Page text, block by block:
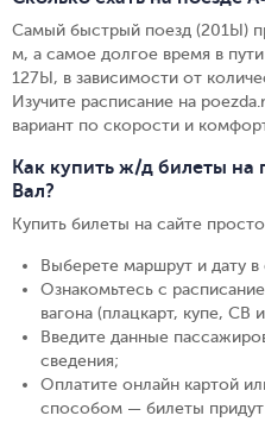
Самый быстрый поезд (201Ы)
м, а самое долгое время в
127Ы, в зависимости от
Изучите расписание на
вариант по скорости и
Как купить ж/д билеты на
Вал?
Купить билеты на сайте
Выберете маршрут и дату
Ознакомьтесь с
вагона (плацкарт, купе, СВ
Введите данные
сведения;
Оплатите онлайн картой
способом — билеты